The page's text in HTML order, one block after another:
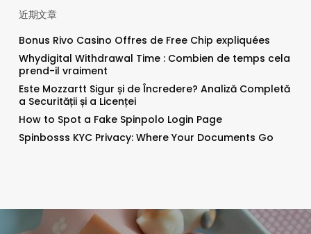
近期文章
Bonus Rivo Casino Offres de Free Chip expliquées
Whydigital Withdrawal Time : Combien de temps cela
prend-il vraiment
Este Mozzartt Sigur și de Încredere? Analiză Completă
a Securității și a Licenței
How to Spot a Fake Spinpolo Login Page
Spinbosss KYC Privacy: Where Your Documents Go